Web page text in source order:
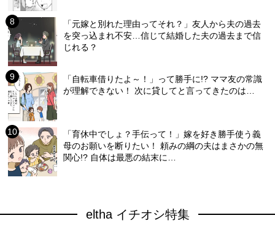
「元嫁と別れた理由ってそれ？」友人から夫の過去
を突っ込まれ不安…信じて結婚した夫の過去まで信
じれる？
「自転車借りたよ～！」って勝手に!? ママ友の常識
が理解できない！ 次に貸してと言ってきたのは…
「育休中でしょ？手伝って！」嫁を好き勝手使う義
母のお願いを断りたい！ 頼みの綱の夫はまさかの無
関心!? 自体は最悪の結末に…
eltha イチオシ特集